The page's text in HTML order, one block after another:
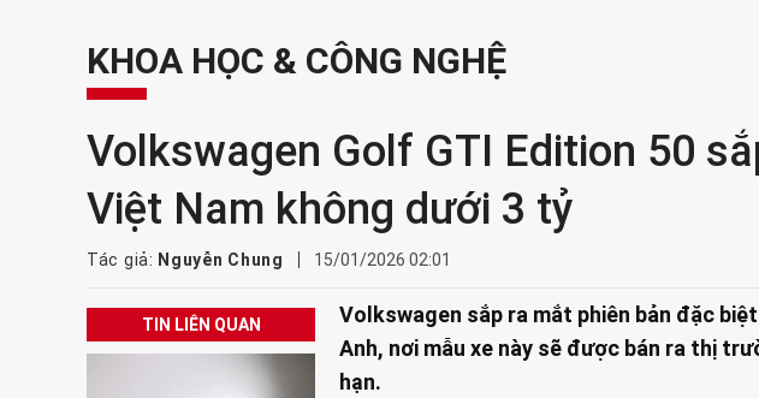
KHOA HỌC & CÔNG NGHỆ
Volkswagen Golf GTI Edition 50
Việt Nam không dưới 3 tỷ
Tác giả: Nguyễn Chung 15/01/2026 02:01
TIN LIÊN QUAN
Volkswagen sắp ra mắt phiên bản đặc
Anh, nơi mẫu xe này sẽ được bán ra thị
hạn.